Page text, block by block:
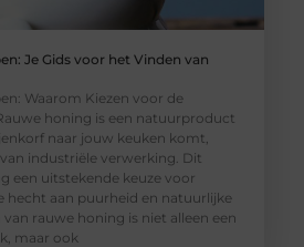
Je Gids voor het Vinden van
Waarom Kiezen voor de
honing is een natuurproduct
naar jouw keuken komt,
industriële verwerking. Dit
een uitstekende keuze voor
hecht aan puurheid en natuurlijke
rauwe honing is niet alleen een
maar ook